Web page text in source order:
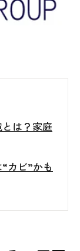
は？家庭
カビ”かも